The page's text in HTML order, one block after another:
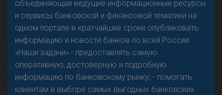
объединяющая ведущие информационные ресурсы
и сервисы банковской и финансовой тематики на
одном портале в кратчайшие сроки опубликовать
информацию и новости банков по всей России.
«Наши задачи» - предоставлять самую
оперативную, достоверную и подробную
информацию по банковскому рынку; - помогать
клиентам в выборе самых выгодных банковских